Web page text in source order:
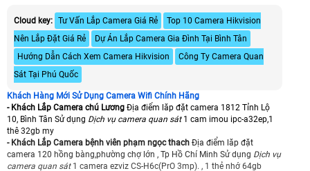
Cloud key: Tư Vấn Lắp Camera Giá Rẻ
Top 10 Camera Hikvision
Nên Lắp Đặt Giá Rẻ
Dự Án Lắp Camera Gia Đình Tại Bình Tân
Hướng Dẫn Cách Xem Camera Hikvision
Công Ty Camera Quan
Sát Tại Phú Quốc
Khách Hàng Mới Sử Dụng Camera Wifi Chính Hãng
- Khách Lắp Camera chú Lương Địa điểm lăp đặt camera 1812 Tỉnh Lộ
10, Bình Tân Sử dụng Dịch vụ camera quan sát 1 cam imou ipc-a32ep,1
thê 32gb my
- Khách Lắp Camera bệnh viên phạm ngọc thach Địa điểm lăp đặt
camera 120 hồng bàng,phường chợ lớn , Tp Hồ Chí Minh Sử dụng Dịch vụ
camera quan sát 1 camera ezviz CS-H6c(PrO 3mp). , 1 thẻ nhớ 64gb